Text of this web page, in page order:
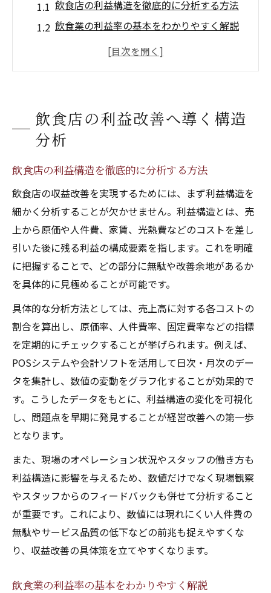
飲食店の利益構造を徹底的に分析する方法
飲食業の利益率の基本をわかりやすく解説
飲食店の収益改善に重要な原価率の見極め
利益率アップを目指す飲食店の課題整理ポ
イント
数字で読む飲食経営の損益ポイント
飲食経営で知っておきたい損益ポイントの
整理
飲食店の損益分岐点を数字で理解する意義
飲食業の売上変動が利益に与える影響を解
説
飲食店の平均利益率と自店舗の比較方法
利益率の目安を活かした収益向上術
飲食店の利益率目安を経営戦略に活かす方
法
飲食業で理想的な利益率を実現する具体策
飲食店の利益率比較から見える課題と対策
飲食利益率ランキングを経営改善に応用す
る
飲食店の利益率理想値に近づくポイント解
説
経営悪化の兆候を早期に見抜く視点
飲食店で見逃せない経営悪化の前兆とは
飲食業の利益減少を予兆で察知する方法
飲食店スタッフの定着率が収益に与える影
飲食店の利益改善へ導く構造
分析
飲食店の利益構造を徹底的に分析する方法
飲食店の収益改善を実現するためには、まず利益構造を
細かく分析することが欠かせません。利益構造とは、売
上から原価や人件費、家賃、光熱費などのコストを差し
引いた後に残る利益の構成要素を指します。これを明確
に把握することで、どの部分に無駄や改善余地があるか
を具体的に見極めることが可能です。
具体的な分析方法としては、売上高に対する各コストの
割合を算出し、原価率、人件費率、固定費率などの指標
を定期的にチェックすることが挙げられます。例えば、
POSシステムや会計ソフトを活用して日次・月次のデー
タを集計し、数値の変動をグラフ化することが効果的で
す。こうしたデータをもとに、利益構造の変化を可視化
し、問題点を早期に発見することが経営改善への第一歩
となります。
また、現場のオペレーション状況やスタッフの働き方も
利益構造に影響を与えるため、数値だけでなく現場観察
やスタッフからのフィードバックも併せて分析すること
が重要です。これにより、数値には現れにくい人件費の
無駄やサービス品質の低下などの前兆も捉えやすくな
り、収益改善の具体策を立てやすくなります。
飲食業の利益率の基本をわかりやすく解説